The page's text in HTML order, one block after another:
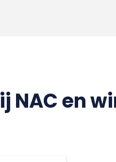
NAC en